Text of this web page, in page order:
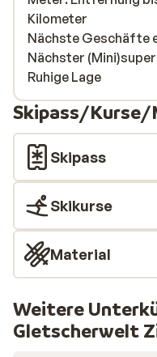
Kilometer
Nächste Geschäfte
Nächster
Ruhige Lage
Skipass/Kurse/
Skipass
Skikurse
Material
Weitere
Gletscherwelt